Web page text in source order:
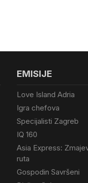
EMISIJE
Love Island Adria
Igra chefova
Specijalisti Zagreb
IQ 160
Asia Express:
ruta
Gospodin Savršeni